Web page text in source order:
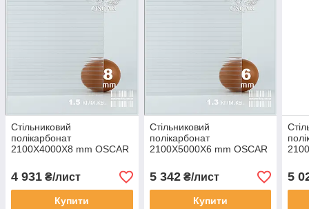
Стільниковий
полікарбонат
2100Х4000Х8 mm OSCAR
4 931 ₴/лист
Купити
Стільниковий
полікарбонат
2100Х5000Х6 mm OSCAR
5 342₴/лист
Купити
5